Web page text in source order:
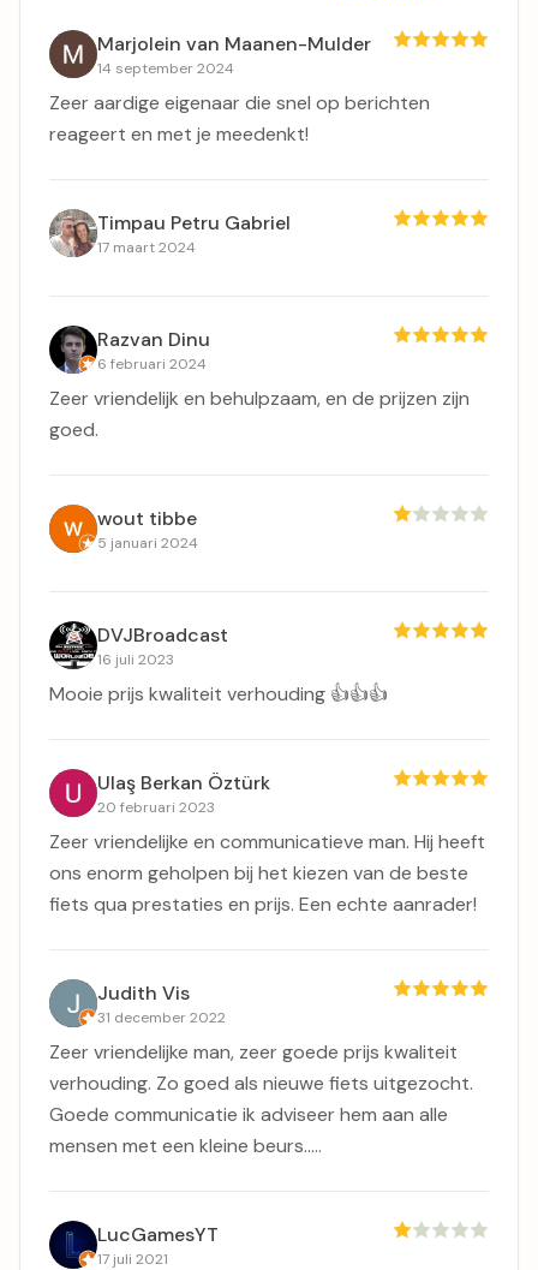
Marjolein van Maanen-Mulder
14 september 2024
Zeer aardige eigenaar die snel op berichten
reageert en met je meedenkt!
Timpau Petru Gabriel
17 maart 2024
Razvan Dinu
6 februari 2024
Zeer vriendelijk en behulpzaam, en de prijzen zijn
goed.
wout tibbe
5 januari 2024
DVJBroadcast
16 juli 2023
Mooie prijs kwaliteit verhouding 👍👍👍
Ulaş Berkan Öztürk
20 februari 2023
Zeer vriendelijke en communicatieve man. Hij heeft
ons enorm geholpen bij het kiezen van de beste
fiets qua prestaties en prijs. Een echte aanrader!
Judith Vis
31 december 2022
Zeer vriendelijke man, zeer goede prijs kwaliteit
verhouding. Zo goed als nieuwe fiets uitgezocht.
Goede communicatie ik adviseer hem aan alle
mensen met een kleine beurs…..
LucGamesYT
17 juli 2021